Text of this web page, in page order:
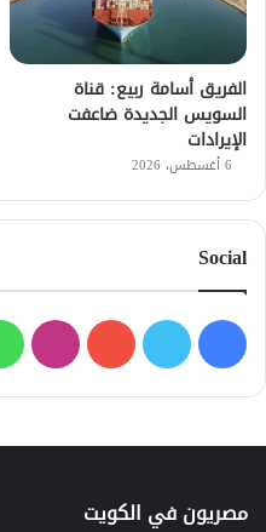
الفريق أسامة ربيع: قناة
السويس الجديدة ضاعفت
الإيرادات
6 أغسطس، 2026
Social
فيسبوك
تويتر يوتيوب
مصريون في الكويت